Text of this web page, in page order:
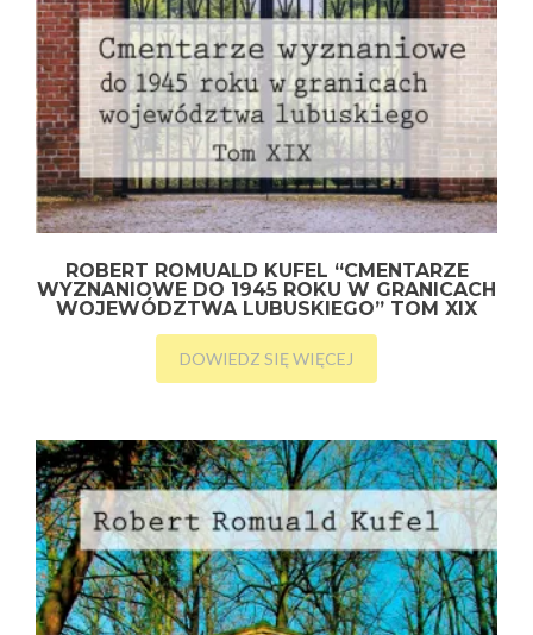
ROBERT ROMUALD KUFEL “CMENTARZE
WYZNANIOWE DO 1945 ROKU W GRANICACH
WOJEWÓDZTWA LUBUSKIEGO” TOM XIX
DOWIEDZ SIĘ WIĘCEJ